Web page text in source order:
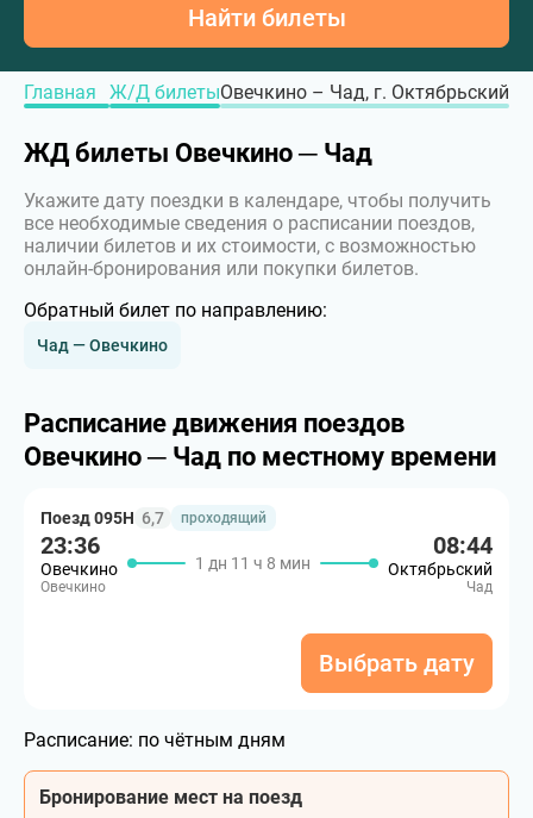
Найти билеты
Главная Ж/Д билетыОвечкино – Чад, г. Октябрьский
ЖД билеты Овечкино ─ Чад
Укажите дату поездки в календаре, чтобы получить
все необходимые сведения о расписании поездов,
наличии билетов и их стоимости, с возможностью
онлайн-бронирования или покупки билетов.
Обратный билет по направлению:
Чад — Овечкино
Расписание движения поездов
Овечкино ─ Чад по местному времени
Поезд 095Н 6,7 проходящий
23:36
Овечкино
Овечкино
1 дн 11 ч 8 мин
08:44
Октябрьский
Чад
Выбрать дату
Расписание: по чётным дням
Бронирование мест на поезд